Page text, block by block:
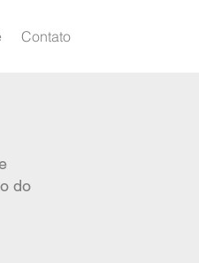
Contato
do